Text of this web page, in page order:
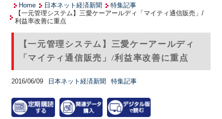
Home 日本ネット経済新聞
特集記事
【一元管理システム】三愛ケーアールディ「マイティ通信販売」/
利益率改善に重点
【一元管理システム】三愛ケーアールディ
「マイティ通信販売」/利益率改善に重点
2016/06/09 日本ネット経済新聞 特集記事